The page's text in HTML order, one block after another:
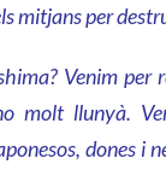
mitjans per
Venim per
molt llunyà.
dones i